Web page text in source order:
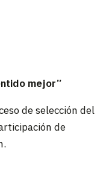
mejor”
de selección del
de